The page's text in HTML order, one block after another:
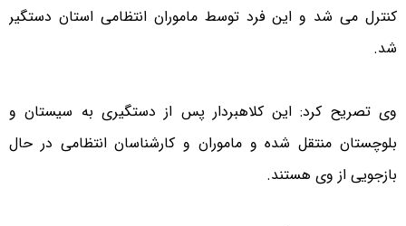
کنترل می شد و این فرد توسط ماموران انتظامی استان دستگیر
شد.
وی تصریح کرد: این کلاهبردار پس از دستگیری به سیستان و
بلوچستان منتقل شده و ماموران و کارشناسان انتظامی در حال
بازجویی از وی هستند.